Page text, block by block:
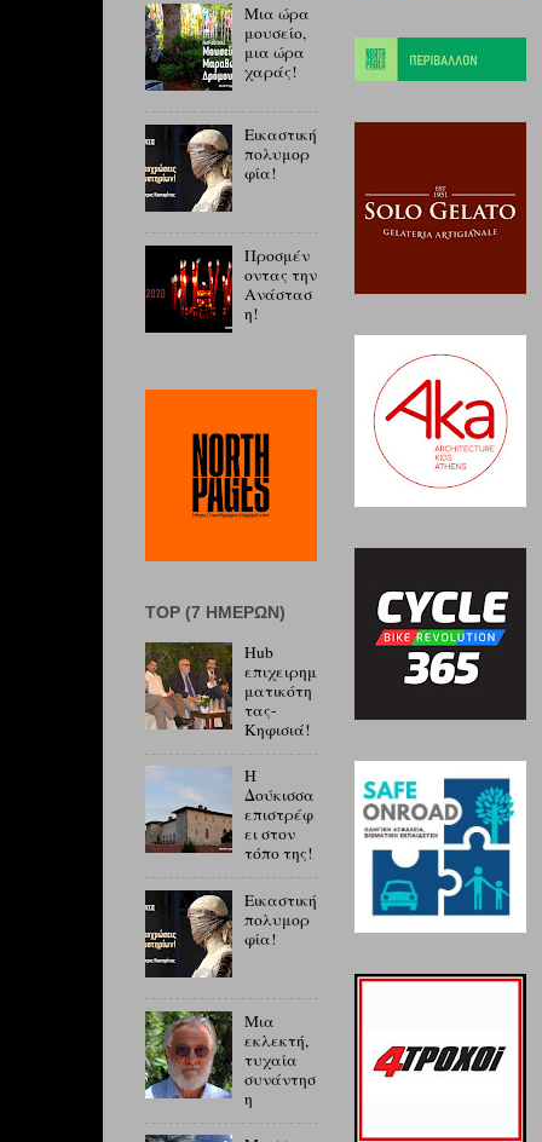
Μια ώρα
μουσείο,
μια ώρα
χαράς!
Εικαστική
πολυμορ
φία!
Προσμέν
οντας την
Ανάστασ
η!
ΤOP (7 ΗΜΕΡΏΝ)
Hub
επιχειρημ
ματικότη
τας-
Κηφισιά!
Η
Δούκισσα
επιστρέφ
ει στον
τόπο της!
Εικαστική
πολυμορ
φία!
Μια
εκλεκτή,
τυχαία
συνάντησ
η